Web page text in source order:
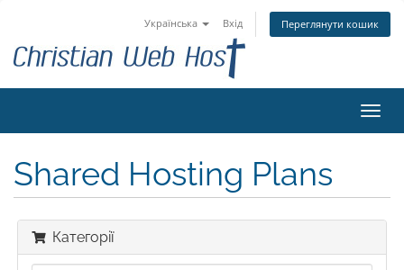
Українська Вхід Переглянути кошик
Shared Hosting Plans
Категорії